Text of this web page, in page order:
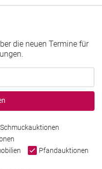
die neuen Termine für
Pfandauktionen